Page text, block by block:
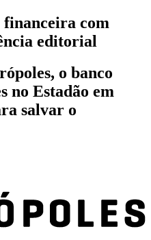
com
editorial
o banco
no Estadão em
salvar o